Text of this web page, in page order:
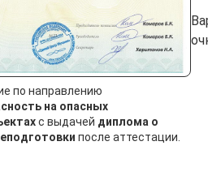
по направлению
на опасных
с выдачей диплома о
после аттестации.